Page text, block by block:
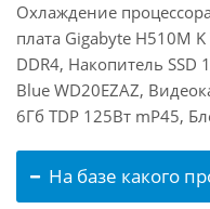
Охлаждение
плата Gigabyte H510M
DDR4, Накопитель SSD
Blue WD20EZAZ,
6Гб TDP 125Вт mP45,
На базе какого